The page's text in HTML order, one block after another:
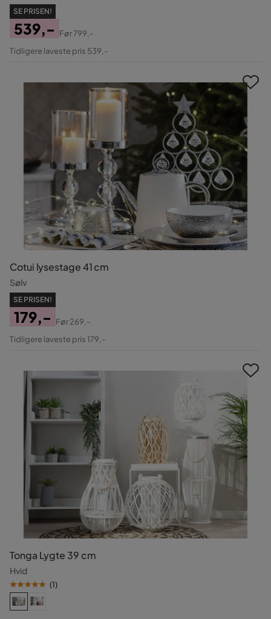
SE PRISEN!
Pris
539,-
Original
Før799,-
Tidligere laveste pris 539,-
Cotui lysestage 41 cm
Sølv
SE PRISEN!
Pris
179,-
Original
Før269,-
Tidligere laveste pris 179,-
Tonga Lygte 39 cm
Hvid
(1)